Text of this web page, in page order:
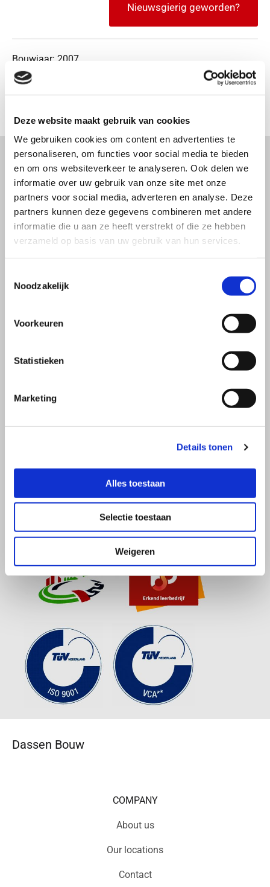
Deze website maakt gebruik van cookies
We gebruiken cookies om content en advertenties te
personaliseren, om functies voor social media te bieden
en om ons websiteverkeer te analyseren. Ook delen we
informatie over uw gebruik van onze site met onze
partners voor social media, adverteren en analyse. Deze
partners kunnen deze gegevens combineren met andere
informatie die u aan ze heeft verstrekt of die ze hebben
verzameld op basis van uw gebruik van hun services.
Noodzakelijk
Voorkeuren
Statistieken
Marketing
Details tonen
Alles toestaan
Selectie toestaan
Weigeren
Nieuwsgierig geworden?
Bouwjaar: 2007
Locatie: Munstergeleen
Bel nu
Dassen Bouw& DAS' Aluminium
Rafaelweg 19
6114 BX Susteren
Privacyverklaring
046 - 449 46 82
Openingstijden
Dinsdag
07:30 - 17:00
07:30 - 17:00
Vrijdag
07:30 - 17:00
Dassen Bouw
COMPANY
About us
Our locations
Contact